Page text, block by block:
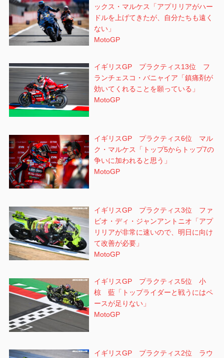
ックス・マルケス「アプリリアがハー
ドルを上げてきたが、自分たちも遠く
ない」
MotoGP
イギリスGP プラクティス13位 フ
ランチェスコ・バニャイア「鎮痛剤が
効いてくれることを願っている」
MotoGP
イギリスGP プラクティス6位 マル
ク・マルケス「トップ5からトップ7の
争いに加われると思う」
MotoGP
イギリスGP プラクティス3位 ファ
ビオ・ディ・ジャンアントニオ「アプ
リリアが非常に速いので、明日に向け
て改善が必要」
MotoGP
イギリスGP プラクティス5位 小
椋 藍「トップライダーと戦うにはペ
ースが足りない」
MotoGP
イギリスGP プラクティス2位 ラウ